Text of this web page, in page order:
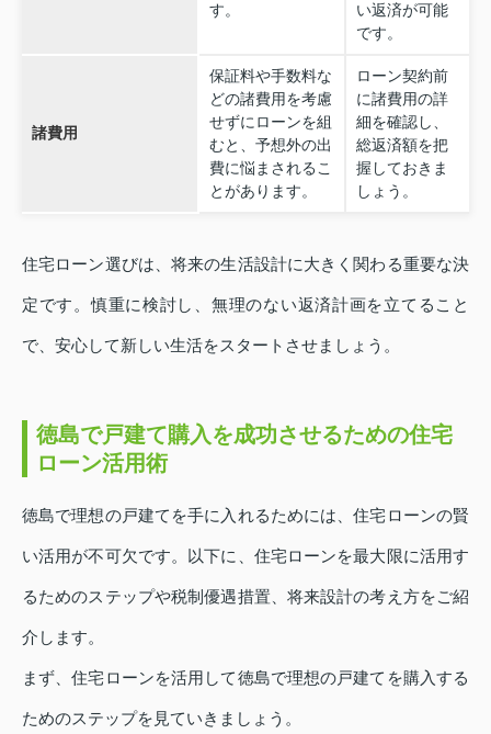
す。
い返済が可能
です。
諸費用
保証料や手数料な
どの諸費用を考慮
せずにローンを組
むと、予想外の出
費に悩まされるこ
とがあります。
ローン契約前
に諸費用の詳
細を確認し、
総返済額を把
握しておきま
しょう。
住宅ローン選びは、将来の生活設計に大きく関わる重要な決
定です。慎重に検討し、無理のない返済計画を立てること
で、安心して新しい生活をスタートさせましょう。
徳島で戸建て購入を成功させるための住宅
ローン活用術
徳島で理想の戸建てを手に入れるためには、住宅ローンの賢
い活用が不可欠です。以下に、住宅ローンを最大限に活用す
るためのステップや税制優遇措置、将来設計の考え方をご紹
介します。
まず、住宅ローンを活用して徳島で理想の戸建てを購入する
ためのステップを見ていきましょう。